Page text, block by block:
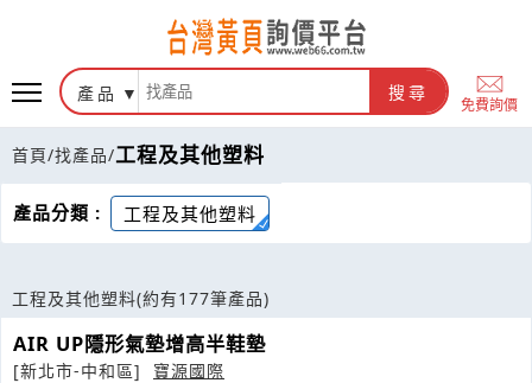
產品 搜尋
免費詢價
首頁/找產品/工程及其他塑料
產品分類 : 工程及其他塑料
工程及其他塑料(約有177筆產品)
AIR UP隱形氣墊增高半鞋墊
[新北市-中和區]
寶源國際